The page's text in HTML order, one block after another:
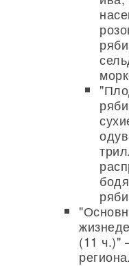
(11 ч.)"